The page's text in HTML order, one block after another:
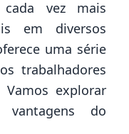
vez mais
em diversos
uma série
trabalhadores
explorar
vantagens do